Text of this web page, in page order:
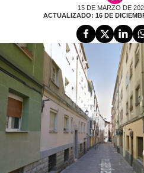
15 DE MARZO DE
ACTUALIZADO: 16 DE